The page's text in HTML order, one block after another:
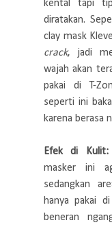
kental tapi
diratakan.
clay mask
crack, jadi
wajah akan
pakai di T-
seperti ini
karena berasa
Efek di Kulit:
masker ini
sedangkan
hanya pakai
beneran